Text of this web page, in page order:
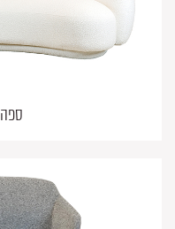
ספה B-Leonardo